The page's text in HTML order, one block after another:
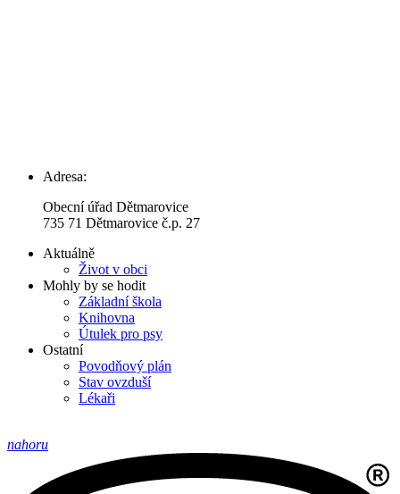
Adresa:
Obecní úřad Dětmarovice
735 71 Dětmarovice č.p. 27
Aktuálně
Život v obci
Mohly by se hodit
Základní škola
Knihovna
Útulek pro psy
Ostatní
Povodňový plán
Stav ovzduší
Lékaři
nahoru